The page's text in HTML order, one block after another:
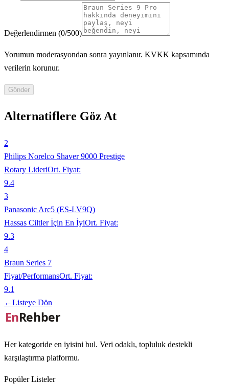
Değerlendirmen (0/500)
Yorumun moderasyondan sonra yayınlanır. KVKK kapsamında
verilerin korunur.
Gönder
Alternatiflere Göz At
2
Philips Norelco Shaver 9000 Prestige
Rotary LideriOrt. Fiyat:
9.4
3
Panasonic Arc5 (ES-LV9Q)
Hassas Ciltler İçin En İyiOrt. Fiyat:
9.3
4
Braun Series 7
Fiyat/PerformansOrt. Fiyat:
9.1
←Listeye Dön
Her kategoride en iyisini bul. Veri odaklı, topluluk destekli
karşılaştırma platformu.
Popüler Listeler